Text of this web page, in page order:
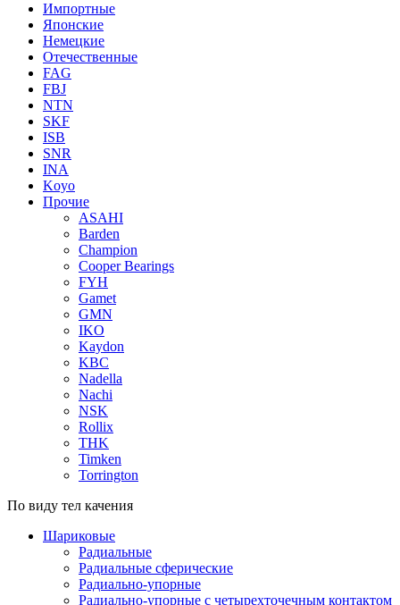
Импортные
Японские
Немецкие
Отечественные
FAG
FBJ
NTN
SKF
ISB
SNR
INA
Koyo
Прочие
ASAHI
Barden
Champion
Cooper Bearings
FYH
Gamet
GMN
IKO
Kaydon
KBC
Nadella
Nachi
NSK
Rollix
THK
Timken
Torrington
По виду тел качения
Шариковые
Радиальные
Радиальные сферические
Радиально-упорные
Радиально-упорные с четырехточечным контактом